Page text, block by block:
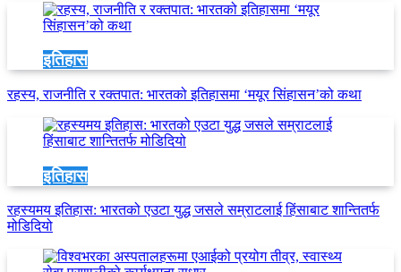
इतिहास
रहस्य, राजनीति र रक्तपात: भारतको इतिहासमा ‘मयूर सिंहासन’को कथा
इतिहास
रहस्यमय इतिहास: भारतको एउटा युद्ध जसले सम्राटलाई हिंसाबाट शान्तितर्फ
मोडिदियो